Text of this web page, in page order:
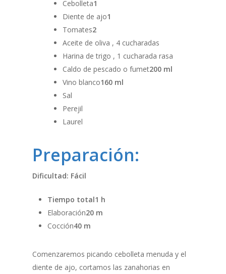
Cebolleta1
Diente de ajo1
Tomates2
Aceite de oliva , 4 cucharadas
Harina de trigo , 1 cucharada rasa
Caldo de pescado o fumet200 ml
Vino blanco160 ml
Sal
Perejil
Laurel
Preparación:
Dificultad: Fácil
Tiempo total1 h
Elaboración20 m
Cocción40 m
Comenzaremos picando cebolleta menuda y el
diente de ajo, cortamos las zanahorias en